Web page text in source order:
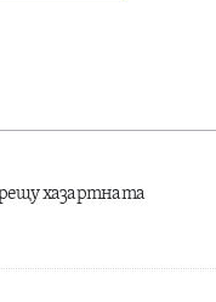
хазартната